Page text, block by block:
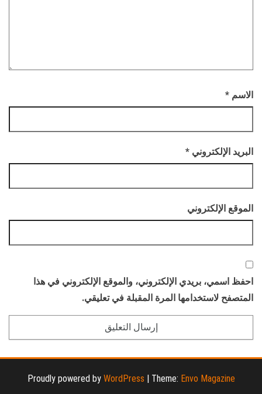
الاسم *
البريد الإلكتروني *
الموقع الإلكتروني
احفظ اسمي، بريدي الإلكتروني، والموقع الإلكتروني في هذا
المتصفح لاستخدامها المرة المقبلة في تعليقي.
Proudly powered by WordPress | Theme: Envo Magazine